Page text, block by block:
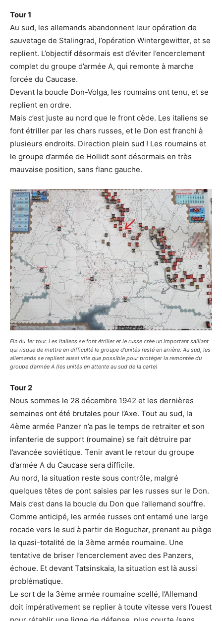
Tour 1
Au sud, les allemands abandonnent leur opération de
sauvetage de Stalingrad, l’opération Wintergewitter, et se
replient. L’objectif désormais est d’éviter l’encerclement
complet du groupe d’armée A, qui remonte à marche
forcée du Caucase.
Devant la boucle Don-Volga, les roumains ont tenu, et se
replient en ordre.
Mais c’est juste au nord que le front cède. Les italiens se
font étriller par les chars russes, et le Don est franchi à
plusieurs endroits. Direction plein sud ! Les roumains et
le groupe d’armée de Hollidt sont désormais en très
mauvaise position, sans flanc gauche.
Fin du 1er tour. Les italiens se font étriller et le russe crée un important saillant
qui risque de mettre en difficulté le groupe d’unités resté en arrière. Au sud, les
allemands se replient aussi vite que possible pour protéger la remontée du
groupe d’armée A (les unités en attente au sud de la carte)
Tour 2
Nous sommes le 28 décembre 1942 et les dernières
semaines ont été brutales pour l’Axe. Tout au sud, la
4ème armée Panzer n’a pas le temps de retraiter et son
infanterie de support (roumaine) se fait détruire par
l’avancée soviétique. Tenir avant le retour du groupe
d’armée A du Caucase sera difficile.
Au nord, la situation reste sous contrôle, malgré
quelques têtes de pont saisies par les russes sur le Don.
Mais c’est dans la boucle du Don que l’allemand souffre.
Comme anticipé, les armée russes ont entamé une large
rocade vers le sud à partir de Boguchar, prenant au piège
la quasi-totalité de la 3ème armée roumaine. Une
tentative de briser l’encerclement avec des Panzers,
échoue. Et devant Tatsinskaia, la situation est là aussi
problématique.
Le sort de la 3ème armée roumaine scellé, l’Allemand
doit impérativement se replier à toute vitesse vers l’ouest